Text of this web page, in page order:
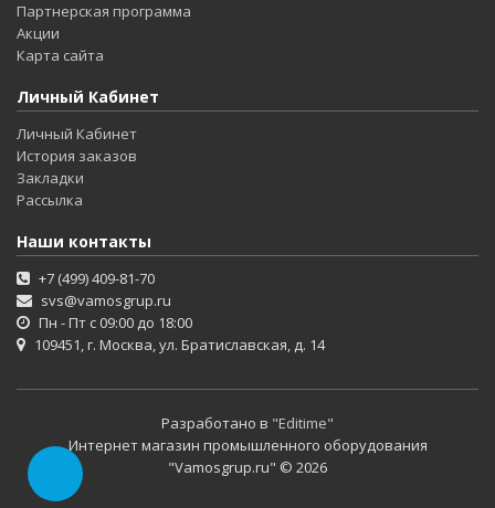
Партнерская программа
Акции
Карта сайта
Личный Кабинет
Личный Кабинет
История заказов
Закладки
Рассылка
Наши контакты
+7 (499) 409-81-70
svs@vamosgrup.ru
Пн - Пт с 09:00 до 18:00
109451, г. Москва, ул. Братиславская, д. 14
Разработано в "Editime"
Интернет магазин промышленного оборудования
"Vamosgrup.ru" © 2026